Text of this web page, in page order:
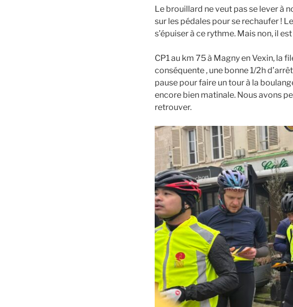
Le brouillard ne veut pas se lever à
sur les pédales pour se rechaufer !
s’épuiser à ce rythme. Mais non, il
CP1 au km 75 à Magny en Vexin, la
conséquente , une bonne 1/2h
pause pour faire un tour à la
encore bien matinale. Nous avons
retrouver.